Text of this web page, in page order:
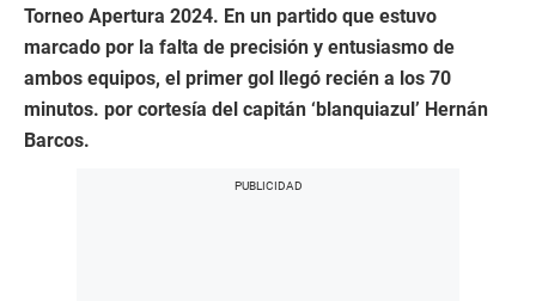
Torneo Apertura 2024. En un partido que estuvo
marcado por la falta de precisión y entusiasmo de
ambos equipos, el primer gol llegó recién a los 70
minutos. por cortesía del capitán ‘blanquiazul’ Hernán
Barcos.